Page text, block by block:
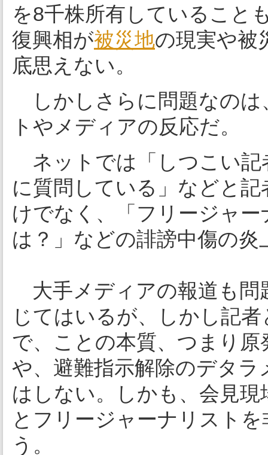
を8千株所有していること
復興相が被災地の現実や被
底思えない。
しかしさらに問題なのは
トやメディアの反応だ。
ネットでは「しつこい記
に質問している」などと
けでなく、「フリージャ
は？」などの誹謗中傷の
大手メディアの報道も問
じてはいるが、しかし記
で、ことの本質、つまり
や、避難指示解除のデタ
はしない。しかも、会見
とフリージャーナリスト
う。